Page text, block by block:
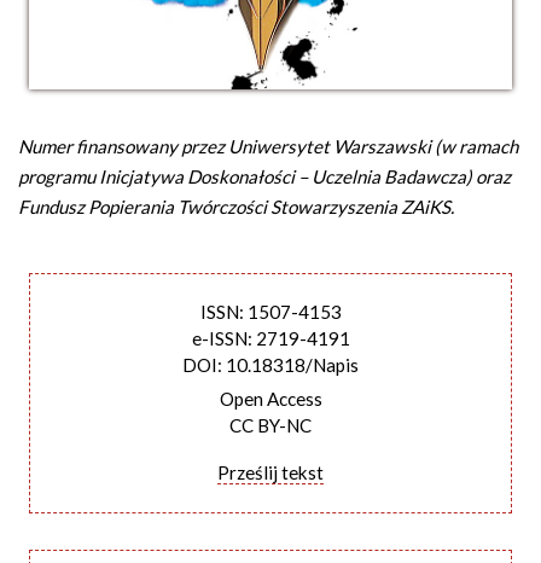
Numer finansowany przez Uniwersytet Warszawski (w ramach
programu Inicjatywa Doskonałości – Uczelnia Badawcza) oraz
Fundusz Popierania Twórczości Stowarzyszenia ZAiKS.
ISSN: 1507-4153
e-ISSN: 2719-4191
DOI: 10.18318/Napis
Open Access
CC BY-NC
Prześlij tekst